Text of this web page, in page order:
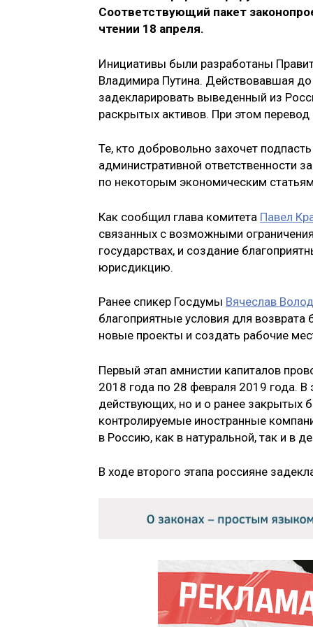
Соответствующий пакет
чтении 18 апреля.
Инициативы были разработаны
Владимира Путина. Действовавшая до
задекларировать выведенный из
раскрытых активов. При этом
Те, кто добровольно захочет
административной ответственности
по некоторым экономическим
Как сообщил глава комитета Павел
связанных с возможными
государствах, и создание
юрисдикцию.
Ранее спикер Госдумы Вячеслав
благоприятные условия для возврата
новые проекты и создать рабочие
Первый этап амнистии капиталов
2018 года по 28 февраля 2019 года. В
действующих, но и о ранее закрытых
контролируемые иностранные
в Россию, как в натуральной, так и в
В ходе второго этапа россияне